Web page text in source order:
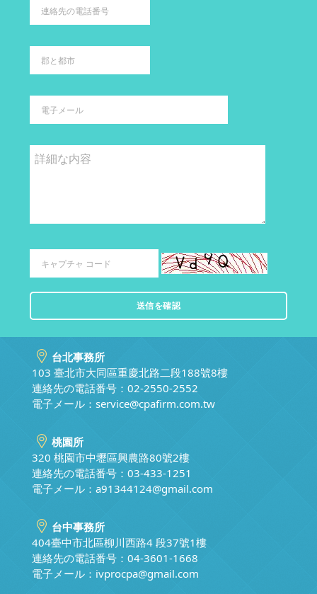
台北事務所
103 臺北市大同區重慶北路二段188號8樓
連絡先の電話番号：02-2550-2552
電子メール： service@cpafirm.com.tw
桃園所
320 桃園市中壢區興農路80號2樓
連絡先の電話番号：03-433-1251
電子メール： a91344124@gmail.com
台中事務所
404臺中市北區柳川西路4 段37號1樓
連絡先の電話番号：04-3601-1668
電子メール： ivprocpa@gmail.com